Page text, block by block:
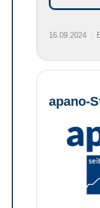
16.09.2024
apano-